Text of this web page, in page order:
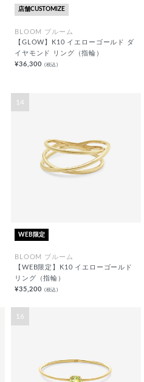
店舗CUSTOMIZE
BLOOM ブルーム
【GLOW】K10 イエローゴールド ダ
イヤモンド リング（指輪）
¥36,300 (税込)
14
WEB限定
BLOOM ブルーム
【WEB限定】K10 イエローゴールド
リング（指輪）
¥35,200 (税込)
16